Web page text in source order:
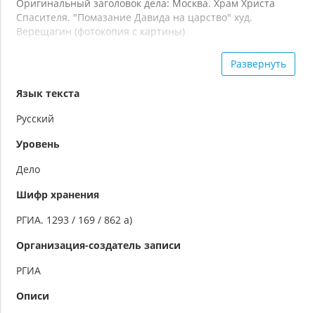
Оригинальный заголовок дела: Москва. Храм Христа
Спасителя. "Помазание Давида на царство" худ.
Верещагин (фотокопия с картины)
Заголовок дела также: Московская губерния. Город
Москва. Фотокопия картины Верещагина "Помазание
Давида на царство" в храме Христа Спасителя : б/д
Развернуть
Язык текста
Русский
Уровень
Дело
Шифр хранения
РГИА. 1293 / 169 / 862 а)
Организация-создатель записи
РГИА
Описи